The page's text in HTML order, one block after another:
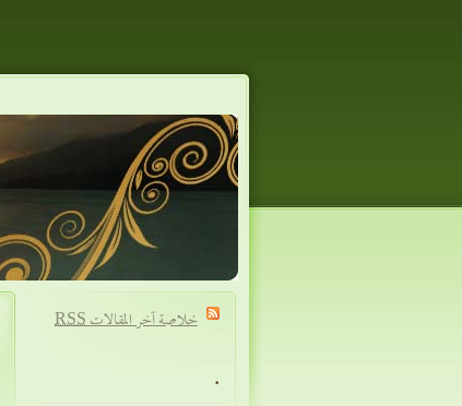
خلاصة آخر المقالاتRSS
.